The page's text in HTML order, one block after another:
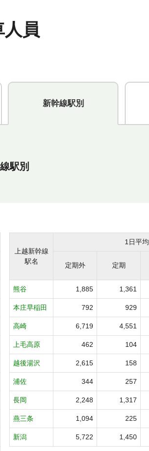
員
新幹線駅別
駅別
上越新幹線
駅名
1日平均
定期外 定期
熊谷 1,885 1,361
本庄早稲田 792 929
高崎 6,719 4,551
上毛高原 462 104
越後湯沢 2,615 158
浦佐 344 257
長岡 2,248 1,317
燕三条 1,094 225
新潟 5,722 1,450